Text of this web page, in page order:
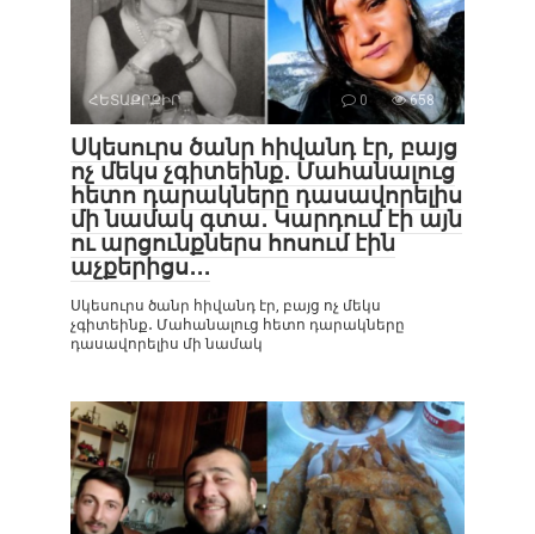
ՀԵՏԱՔՐՔԻՐ 0 658
Սկեսուրս ծանր հիվանդ էր, բայց
ոչ մեկս չգիտեինք․ Մահանալուց
հետո դարակները դասավորելիս
մի նամակ գտա․ Կարդում էի այն
ու արցունքներս հոսում էին
աչքերիցս․․․
Սկեսուրս ծանր հիվանդ էր, բայց ոչ մեկս
չգիտեինք․ Մահանալուց հետո դարակները
դասավորելիս մի նամակ